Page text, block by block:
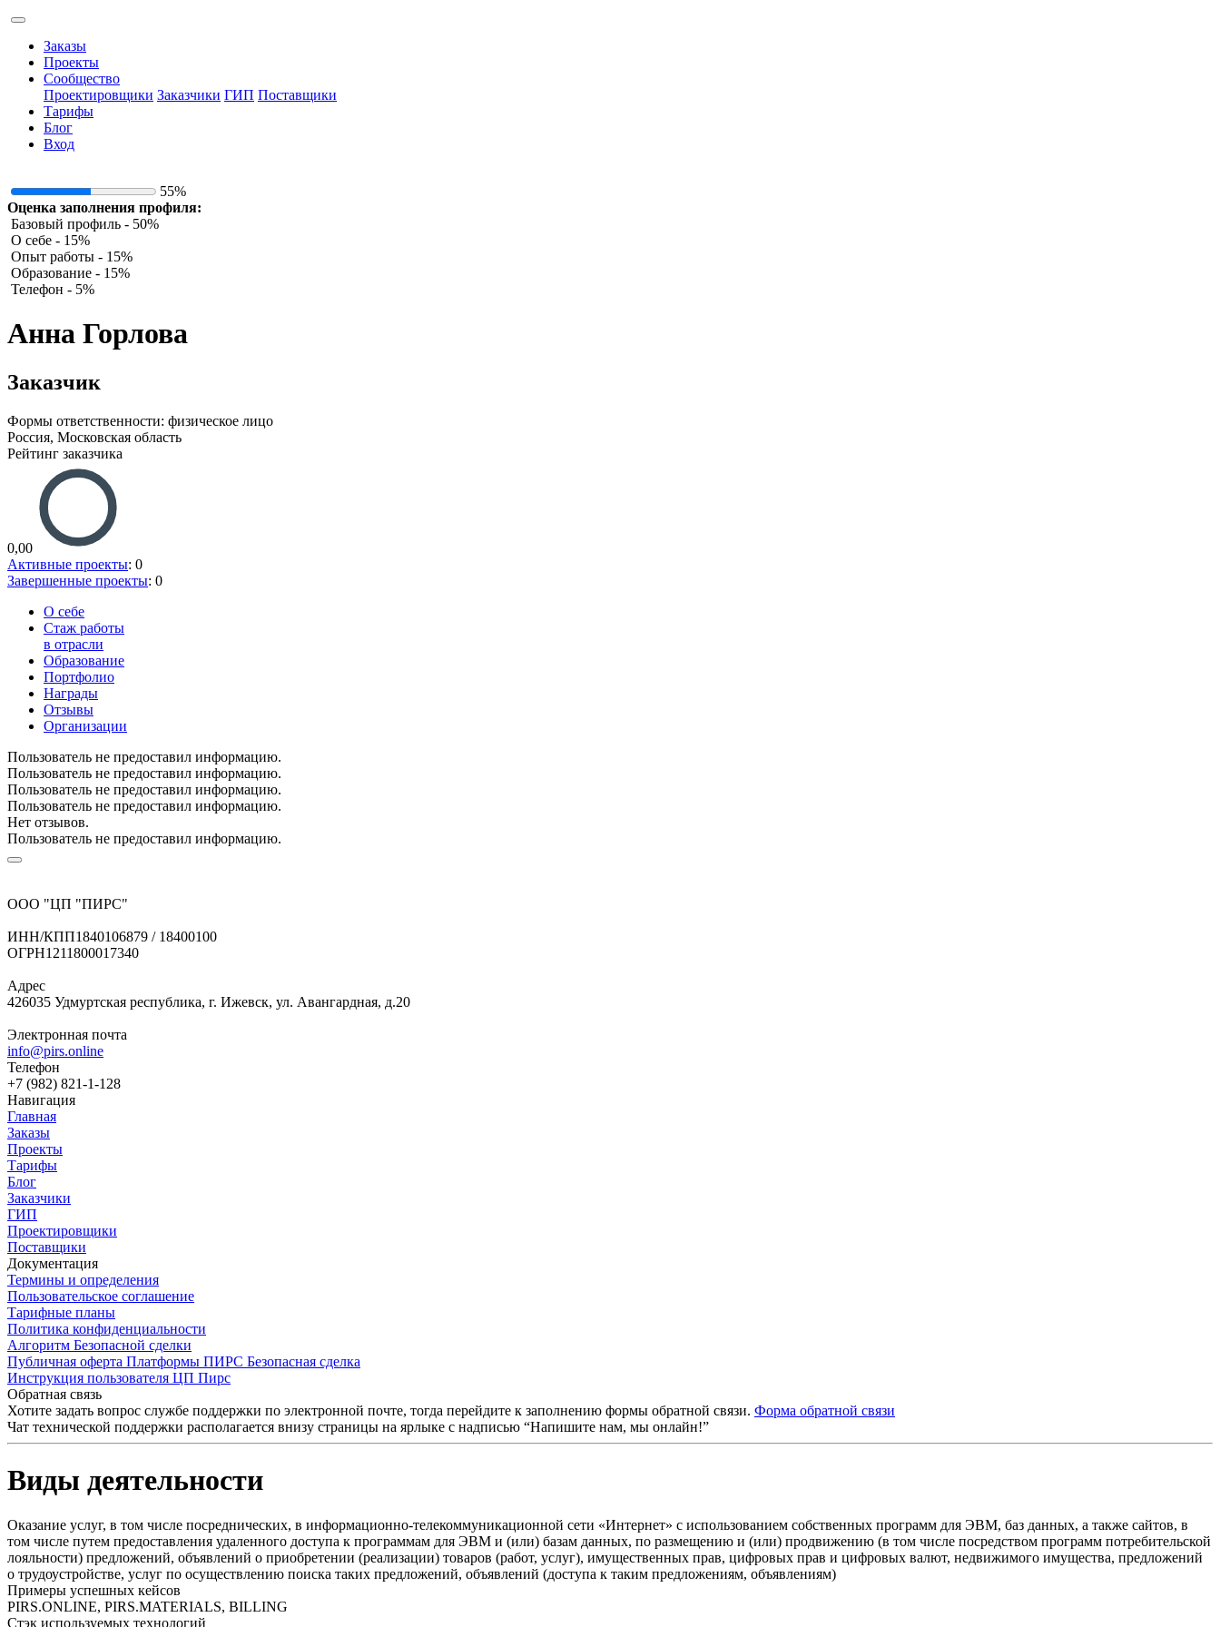
Заказы
Проекты
Сообщество
Проектировщики Заказчики ГИП Поставщики
Тарифы
Блог
Вход
55%
Оценка заполнения профиля:
Базовый профиль - 50%
О себе - 15%
Опыт работы - 15%
Образование - 15%
Телефон - 5%
Анна Горлова
Заказчик
Формы ответственности: физическое лицо
Россия, Московская область
Рейтинг заказчика
0,00
Активные проекты: 0
Завершенные проекты: 0
О себе
Стаж работы
в отрасли
Образование
Портфолио
Награды
Отзывы
Организации
Пользователь не предоставил информацию.
Пользователь не предоставил информацию.
Пользователь не предоставил информацию.
Пользователь не предоставил информацию.
Нет отзывов.
Пользователь не предоставил информацию.
ООО "ЦП "ПИРС"
ИНН/КПП1840106879 / 18400100
ОГРН1211800017340
Адрес
426035 Удмуртская республика, г. Ижевск, ул. Авангардная, д.20
Электронная почта
info@pirs.online
Телефон
+7 (982) 821-1-128
Навигация
Главная
Заказы
Проекты
Тарифы
Блог
Заказчики
ГИП
Проектировщики
Поставщики
Документация
Термины и определения
Пользовательское соглашение
Тарифные планы
Политика конфиденциальности
Алгоритм Безопасной сделки
Публичная оферта Платформы ПИРС Безопасная сделка
Инструкция пользователя ЦП Пирс
Обратная связь
Хотите задать вопрос службе поддержки по электронной почте, тогда перейдите к заполнению формы обратной связи. Форма обратной связи
Чат технической поддержки располагается внизу страницы на ярлыке с надписью “Напишите нам, мы онлайн!”
Виды деятельности
Оказание услуг, в том числе посреднических, в информационно-телекоммуникационной сети «Интернет» с использованием собственных программ для ЭВМ, баз данных, а также сайтов, в
том числе путем предоставления удаленного доступа к программам для ЭВМ и (или) базам данных, по размещению и (или) продвижению (в том числе посредством программ потребительской
лояльности) предложений, объявлений о приобретении (реализации) товаров (работ, услуг), имущественных прав, цифровых прав и цифровых валют, недвижимого имущества, предложений
о трудоустройстве, услуг по осуществлению поиска таких предложений, объявлений (доступа к таким предложениям, объявлениям)
Примеры успешных кейсов
PIRS.ONLINE, PIRS.MATERIALS, BILLING
Стэк используемых технологий